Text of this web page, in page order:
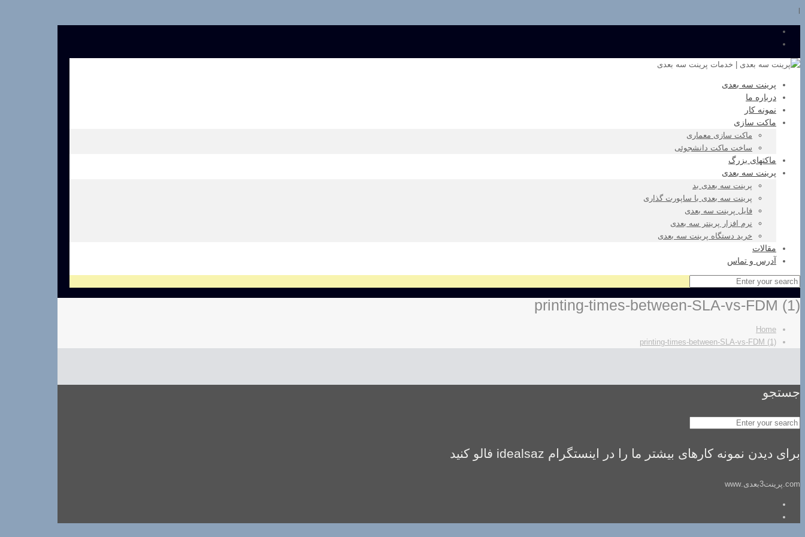
پرینت سه بعدی
درباره ما
نمونه کار
ماکت سازی
ماکت سازی معماری
ساخت ماکت دانشجوئی
ماکتهای بزرگ
پرینت سه بعدی
پرینت سه بعدی بد
پرینت سه بعدی با ساپورت گذاری
فایل پرینت سه بعدی
نرم افزار پرینتر سه بعدی
خرید دستگاه پرینت سه بعدی
مقالات
آدرس و تماس
printing-times-between-SLA-vs-FDM (1)
Home
printing-times-between-SLA-vs-FDM (1)
جستجو
برای دیدن نمونه کارهای بیشتر ما را در اینستگرام idealsaz فالو کنید
com.پرینت3بعدی.www